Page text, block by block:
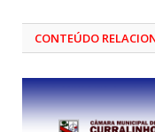
CONTEÚDO